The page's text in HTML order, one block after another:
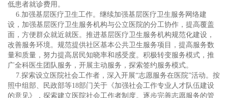
低患者就诊费用。
6.加强基层医疗卫生工作。继续加强基层医疗卫生服务网络建
设，加强基层医疗卫生服务机构与公立医院的分工协作，提高覆盖
面，方便群众就近就医。推进基层医疗卫生服务机构规范化建设，
改善服务环境。规范提供社区基本公共卫生服务项目，提高服务数
量和质量，努力提高居民知晓率和感受度。积极转变服务模式，推
广全科医生团队服务，开展主动服务，探索签约服务模式。
7.探索设立医院社会工作者，深入开展“志愿服务在医院”活动。按
照中组部、民政部等18部门关于《加强社会工作专业人才队伍建设
的意见》，探索建立医院社会工作者制度。逐步完善志愿服务的管